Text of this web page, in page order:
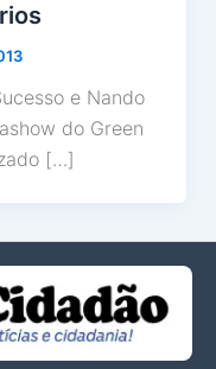
e Nando
do Green
[…]